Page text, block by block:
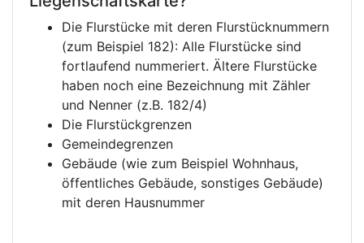
Die Flurstücke mit deren Flurstücknummern
(zum Beispiel 182): Alle Flurstücke sind
fortlaufend nummeriert. Ältere Flurstücke
haben noch eine Bezeichnung mit Zähler
und Nenner (z.B. 182/4)
Die Flurstückgrenzen
Gemeindegrenzen
Gebäude (wie zum Beispiel Wohnhaus,
öffentliches Gebäude, sonstiges Gebäude)
mit deren Hausnummer